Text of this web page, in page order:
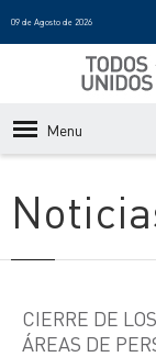
09 de Agosto de 2026
Menu
CIERRE DE
ÁREAS DE